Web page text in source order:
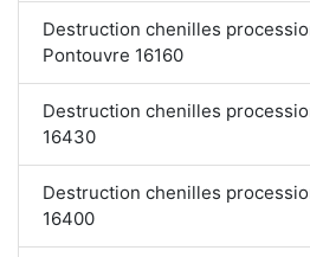
Destruction chenilles
Pontouvre 16160
Destruction chenilles
16430
Destruction chenilles
16400